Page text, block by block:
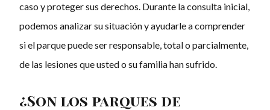
caso y proteger sus derechos. Durante la consulta inicial,
podemos analizar su situación y ayudarle a comprender
si el parque puede ser responsable, total o parcialmente,
de las lesiones que usted o su familia han sufrido.
¿Son los parques de